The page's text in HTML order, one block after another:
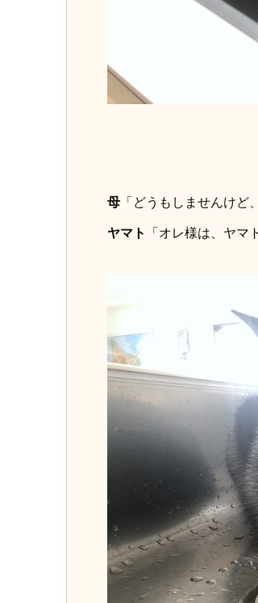
母「どうもしませんけど
ヤマト 「オレ様は、ヤマ